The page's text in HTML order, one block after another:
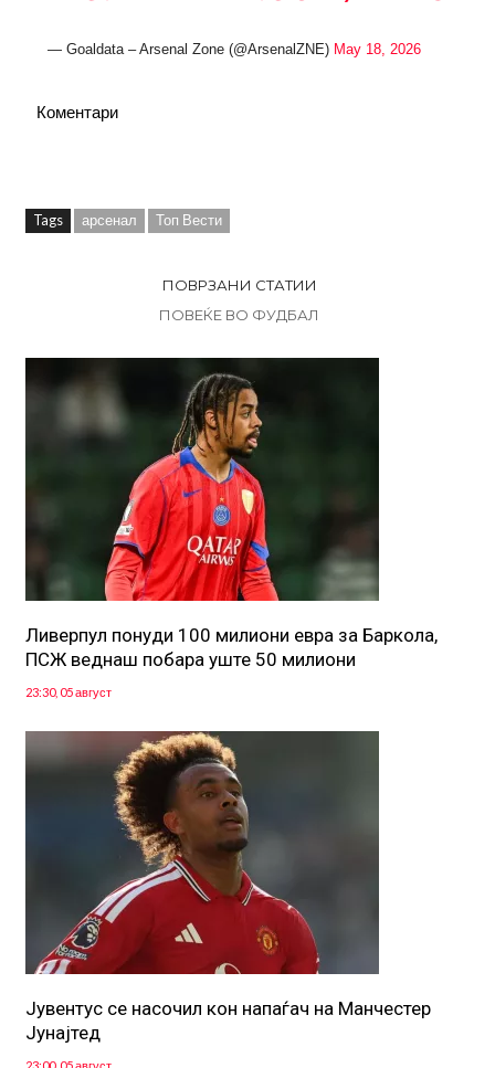
— Goaldata – Arsenal Zone (@ArsenalZNE) May 18, 2026
Коментари
Tags арсенал Топ Вести
ПОВРЗАНИ СТАТИИ
ПОВЕЌЕ ВО ФУДБАЛ
Ливерпул понуди 100 милиони евра за Баркола,
ПСЖ веднаш побара уште 50 милиони
23:30, 05 август
Јувентус се насочил кон напаѓач на Манчестер
Јунајтед
23:00, 05 август